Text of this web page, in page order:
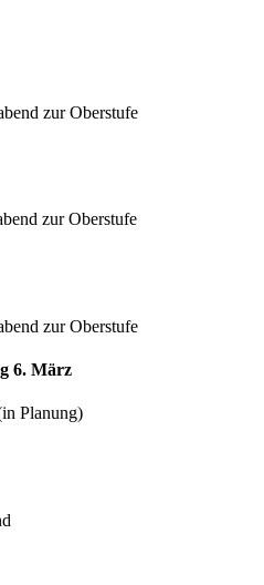
zur Oberstufe
zur Oberstufe
zur Oberstufe
6. März
Planung)